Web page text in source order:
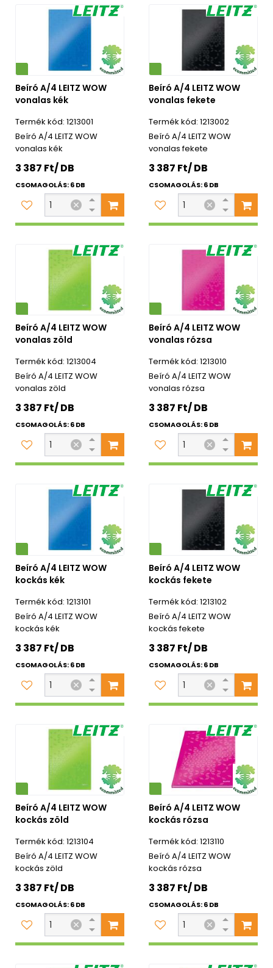
Beíró A/4 LEITZ WOW
vonalas kék
1213001
Beíró A/4 LEITZ WOW
vonalas kék
3 387 Ft/ DB
CSOMAGOLÁS: 6 DB
Környezetbarát
Beíró A/4 LEITZ WOW
vonalas fekete
1213002
Beíró A/4 LEITZ WOW
vonalas fekete
3 387 Ft/ DB
CSOMAGOLÁS: 6 DB
Beíró A/4 LEITZ WOW
vonalas zöld
1213004
Beíró A/4 LEITZ WOW
vonalas zöld
3 387 Ft/ DB
CSOMAGOLÁS: 6 DB
Környezetbarát
Beíró A/4 LEITZ WOW
vonalas rózsa
1213010
Beíró A/4 LEITZ WOW
vonalas rózsa
3 387 Ft/ DB
CSOMAGOLÁS: 6 DB
Beíró A/4 LEITZ WOW
kockás kék
1213101
Beíró A/4 LEITZ WOW
kockás kék
3 387 Ft/ DB
CSOMAGOLÁS: 6 DB
Környezetbarát
Beíró A/4 LEITZ WOW
kockás fekete
1213102
Beíró A/4 LEITZ WOW
kockás fekete
3 387 Ft/ DB
CSOMAGOLÁS: 6 DB
Beíró A/4 LEITZ WOW
kockás zöld
1213104
Beíró A/4 LEITZ WOW
kockás zöld
3 387 Ft/ DB
CSOMAGOLÁS: 6 DB
Környezetbarát
Beíró A/4 LEITZ WOW
kockás rózsa
1213110
Beíró A/4 LEITZ WOW
kockás rózsa
3 387 Ft/ DB
CSOMAGOLÁS: 6 DB